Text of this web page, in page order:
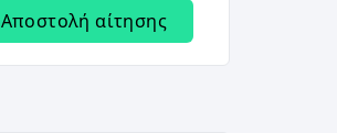
Αποστολή αίτησης